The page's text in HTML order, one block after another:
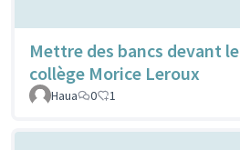
Mettre des bancs devant le
collège Morice Leroux
Haua
0 1